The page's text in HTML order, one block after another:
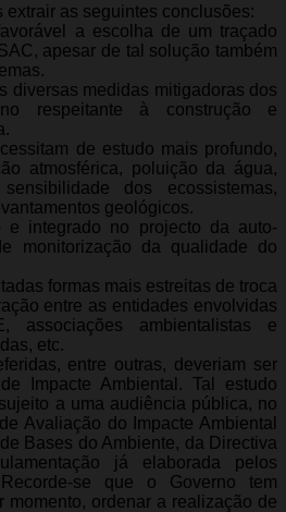
extrair as seguintes conclusões:
a escolha de um traçado
apesar de tal solução também
diversas medidas mitigadoras dos
respeitante à construção e
de estudo mais profundo,
atmosférica, poluição da água,
dos ecossistemas,
geológicos.
e integrado no projecto da auto-
monitorização da qualidade do
formas mais estreitas de troca
entre as entidades envolvidas
associações ambientalistas e
etc.
entre outras, deveriam ser
Impacte Ambiental. Tal estudo
a uma audiência pública, no
Avaliação do Impacte Ambiental
Bases do Ambiente, da Directiva
já elaborada pelos
se que o Governo tem
momento, ordenar a realização de